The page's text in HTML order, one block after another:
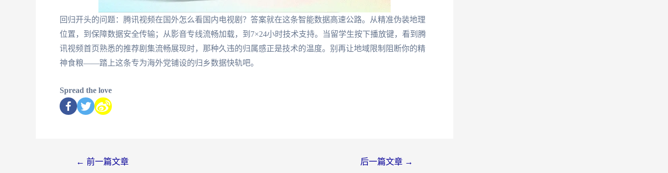
回归开头的问题：腾讯视频在国外怎么看国内电视剧？答案就在这条智能数据高速公路。从精准伪装地理
位置，到保障数据安全传输；从影音专线流畅加载，到7×24小时技术支持。当留学生按下播放键，看到腾
讯视频首页熟悉的推荐剧集流畅展现时，那种久违的归属感正是技术的温度。别再让地域限制阻断你的精
神食粮——踏上这条专为海外党铺设的归乡数据快轨吧。
Spread the love
← 前一篇文章 后一篇文章 →